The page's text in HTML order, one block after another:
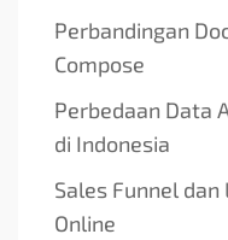
Perbandingan
Compose
Perbedaan Data
di Indonesia
Sales Funnel
Online